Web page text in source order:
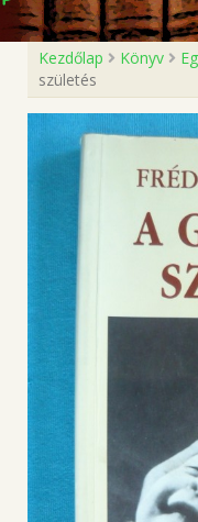
Kezdőlap Könyv
születés